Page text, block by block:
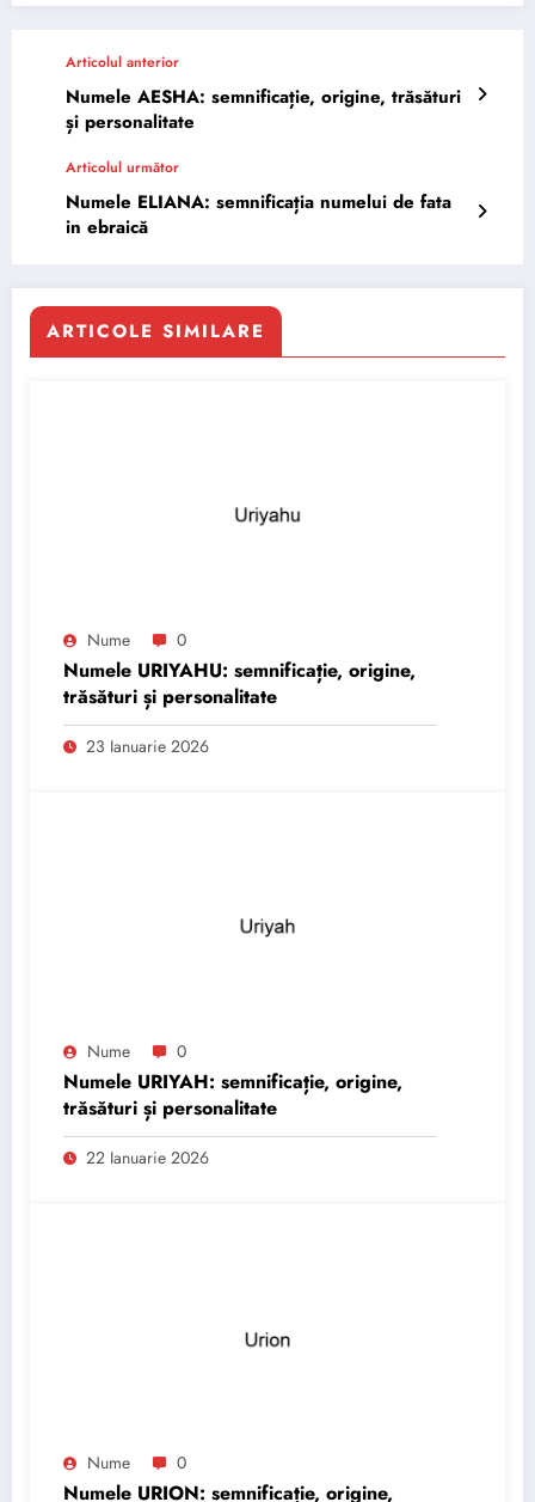
Articolul anterior
Numele AESHA: semnificație, origine, trăsături
și personalitate
Articolul următor
Numele ELIANA: semnificația numelui de fata
in ebraică
ARTICOLE SIMILARE
Nume 0
Numele URIYAHU: semnificație, origine,
trăsături și personalitate
23 Ianuarie 2026
Nume 0
Numele URIYAH: semnificație, origine,
trăsături și personalitate
22 Ianuarie 2026
Nume 0
Numele URION: semnificație, origine,